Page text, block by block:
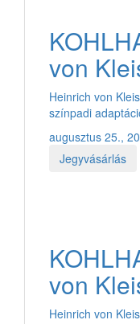
von
Heinrich von
színpadi
augusztus 25.,
Jegyvásárlás
von
Heinrich von